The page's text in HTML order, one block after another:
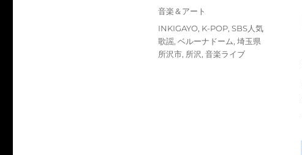
投
日:
カ
ゴ
リ
音楽＆アート
タ
グ
INKIGAYO, K-POP, SBS人気
歌謡, ベルーナドーム, 埼玉県
所沢市, 所沢, 音楽ライブ